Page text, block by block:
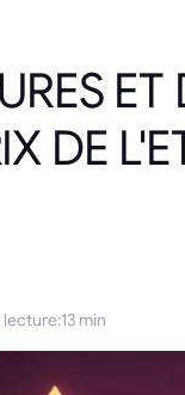
ET
DE
lecture:13 min